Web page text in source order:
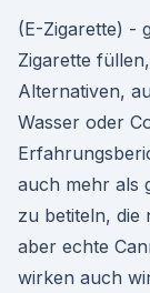
(E-Zigarette) -
Zigarette
Alternativen,
Wasser oder
auch mehr als
zu betiteln, die
aber echte
wirken auch